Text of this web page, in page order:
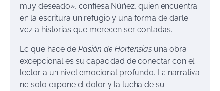
muy deseado», confiesa Núñez, quien encuentra
en la escritura un refugio y una forma de darle
voz a historias que merecen ser contadas.
Lo que hace de Pasión de Hortensias una obra
excepcional es su capacidad de conectar con el
lector a un nivel emocional profundo. La narrativa
no solo expone el dolor y la lucha de su